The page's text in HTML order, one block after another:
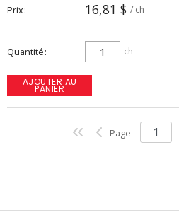
Prix 16,81 $ / ch
Quantité ch
AJOUTER AU
PANIER
Page